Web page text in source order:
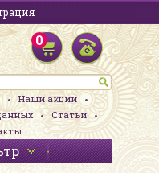
0
Наши акции
Статьи